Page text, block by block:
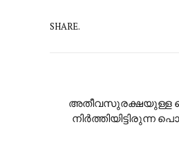
SHARE.
അതീവസുരക്ഷയുള്ള
നിർത്തിയിട്ടിരുന്ന